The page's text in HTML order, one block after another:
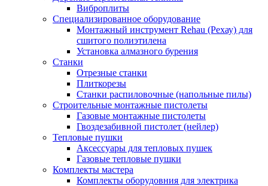
Виброплиты
Специализированное оборудование
Монтажный инструмент Rehau (Рехау) для
сшитого полиэтилена
Установка алмазного бурения
Станки
Отрезные станки
Плиткорезы
Станки распиловочные (напольные пилы)
Строительные монтажные пистолеты
Газовые монтажные пистолеты
Гвоздезабивной пистолет (нейлер)
Тепловые пушки
Аксессуары для тепловых пушек
Газовые тепловые пушки
Комплекты мастера
Комплекты оборудовния для электрика